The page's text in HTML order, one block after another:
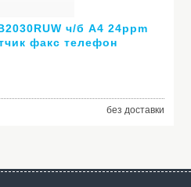
ч/б A4 24ppm
факс телефон
без доставки